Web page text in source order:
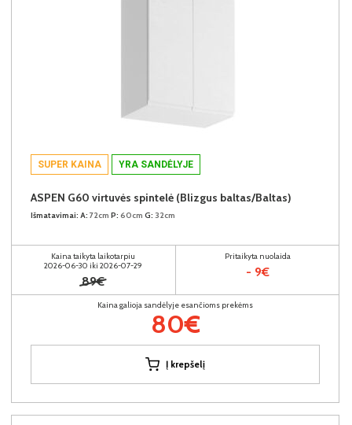
SUPER KAINA YRA SANDĖLYJE
ASPEN G60 virtuvės spintelė (Blizgus baltas/Baltas)
Išmatavimai: A: 72cm P: 60cm G: 32cm
Kaina taikyta laikotarpiu
2026-06-30 iki 2026-07-29
89€
Pritaikyta nuolaida
- 9€
Kaina galioja sandėlyje esančioms prekėms
80€
Į krepšelį